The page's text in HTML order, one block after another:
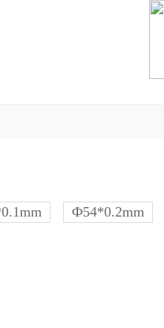
Ф54*0.2mm